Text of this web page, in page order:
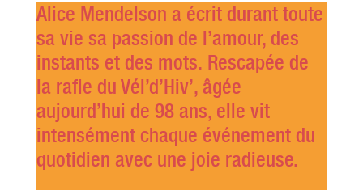
Alice Mendelson a écrit durant toute
sa vie sa passion de l’amour, des
instants et des mots. Rescapée de
la rafle du Vél’d’Hiv’, âgée
aujourd’hui de 98 ans, elle vit
intensément chaque événement du
quotidien avec une joie radieuse.